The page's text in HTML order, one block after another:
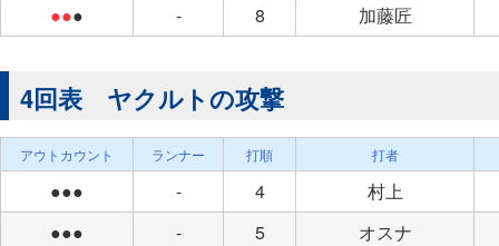
●●● - 8 加藤匠
4回表 ヤクルトの攻撃
アウトカウント ランナー 打順 打者
●●● - 4
村上
●●●
- 5
オスナ